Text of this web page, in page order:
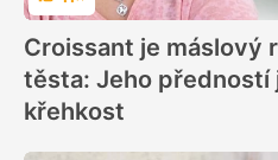
Hodnocení
Croissant je máslový
těsta: Jeho předností
křehkost